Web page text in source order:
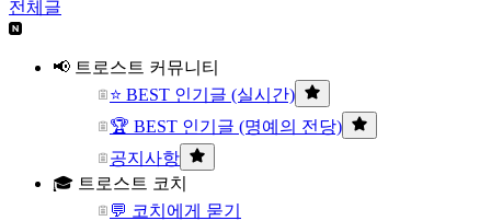
전체글
📢 트로스트 커뮤니티
⭐ BEST 인기글 (실시간)
🏆 BEST 인기글 (명예의 전당)
공지사항
🎓 트로스트 코치
💬 코치에게 묻기